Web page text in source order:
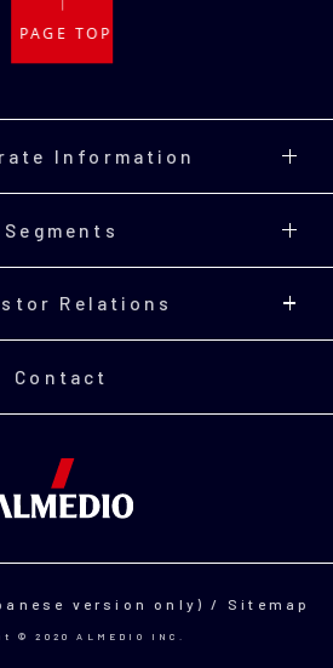
Information
Segments
Relations
Contact
version only) / Sitemap
© 2020 ALMEDIO INC.